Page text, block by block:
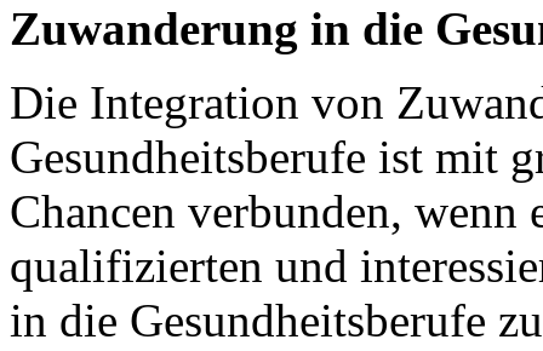
Zuwanderung in die
Die Integration von
Gesundheitsberufe ist mit
Chancen verbunden,
qualifizierten und
in die Gesundheitsberufe